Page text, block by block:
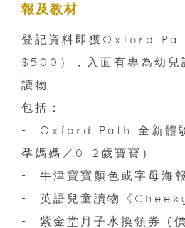
報及教材
登記資料即獲Oxford
$500），入面有專為幼兒
讀物
包括：
- Oxford Path 全新體驗
孕媽媽／0-2歲寶寶）
- 牛津寶寶顏色或字母海報
- 英語兒童讀物《
- 紫金堂月子水換領券 (